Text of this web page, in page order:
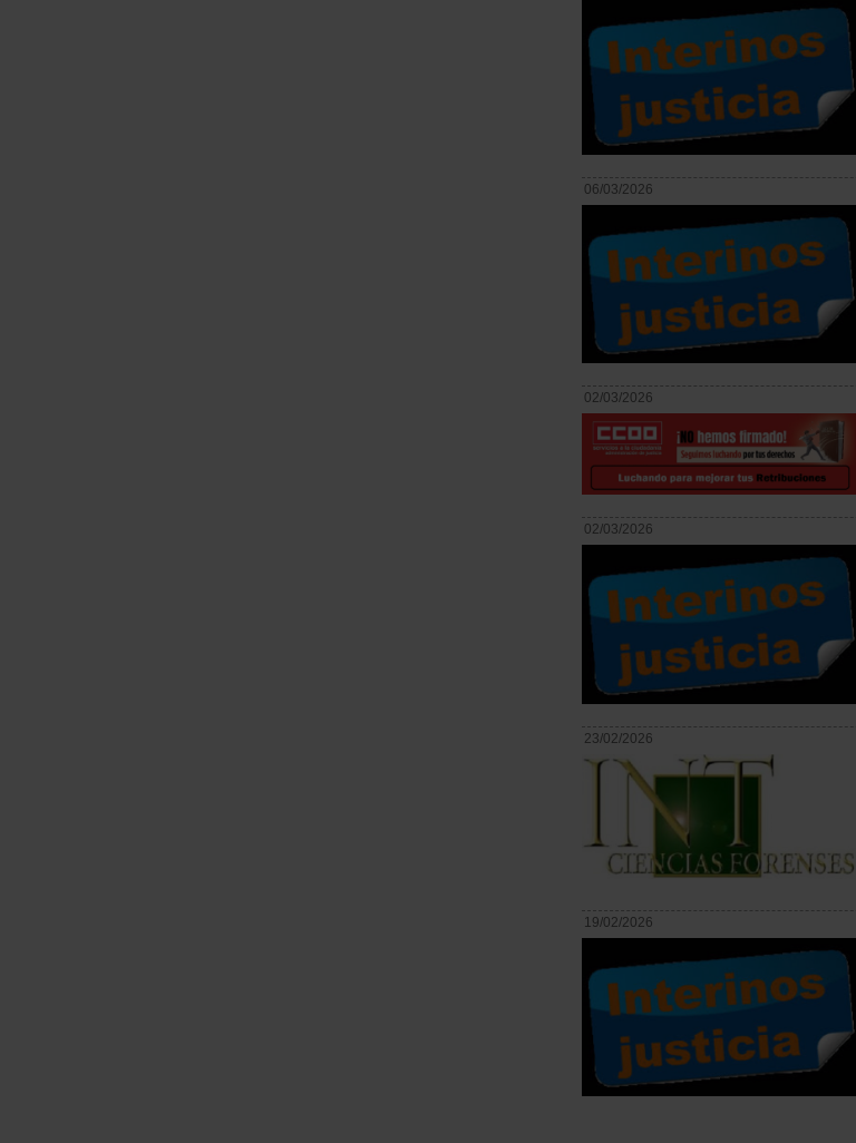
06/03/2026
02/03/2026
02/03/2026
23/02/2026
19/02/2026